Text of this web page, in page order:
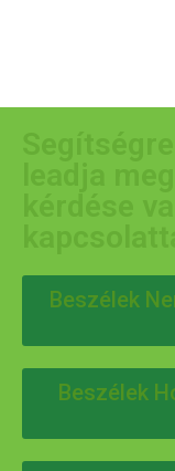
Beszélek
Beszélek